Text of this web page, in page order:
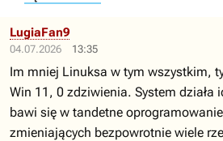
04.07.2026 13:35
LugiaFan9
Im mniej Linuksa w tym wszystkim,
Win 11, 0 zdziwienia. System działa
bawi się w tandetne
zmieniających bezpowrotnie wiele